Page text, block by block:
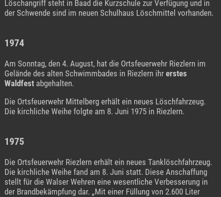
Löschangriff steht in Baad die Kurzschule zur Verfügung und in
der Schwende sind im neuen Schulhaus Löschmittel vorhanden.
1974
Am Sonntag, den 4. August, hat die Ortsfeuerwehr Riezlern im
Gelände des alten Schwimmbades in Riezlern ihr erstes
Waldfestabgehalten.
Die Ortsfeuerwehr Mittelberg erhält ein neues Löschfahrzeug.
Die kirchliche Weihe folgte am 8. Juni 1975 in Riezlern.
1975
Die Ortsfeuerwehr Riezlern erhält ein neues Tanklöschfahrzeug.
Die kirchliche Weihe fand am 8. Juni statt. Diese Anschaffung
stellt für die Walser Wehren eine wesentliche Verbesserung in
der Brandbekämpfung dar. „Mit einer Füllung von 2.600 Liter